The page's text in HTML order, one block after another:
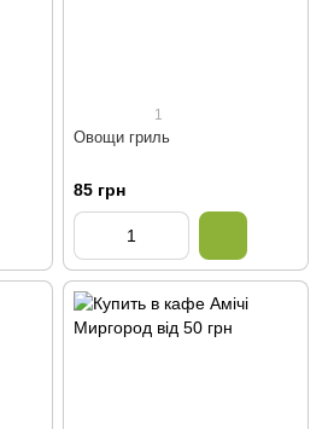
1
Овощи гриль
85 грн